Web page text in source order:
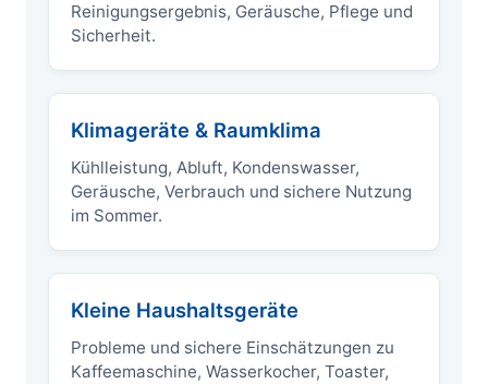
Reinigungsergebnis, Geräusche, Pflege und
Sicherheit.
Klimageräte & Raumklima
Kühlleistung, Abluft, Kondenswasser,
Geräusche, Verbrauch und sichere Nutzung
im Sommer.
Kleine Haushaltsgeräte
Probleme und sichere Einschätzungen zu
Kaffeemaschine, Wasserkocher, Toaster,